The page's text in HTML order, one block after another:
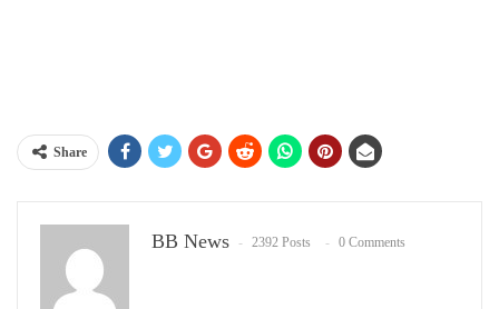
Share
BB News 2392 Posts 0 Comments